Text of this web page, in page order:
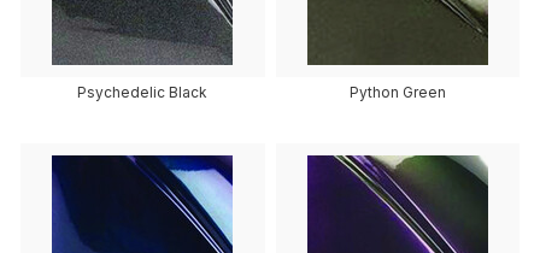
Psychedelic Black Python Green